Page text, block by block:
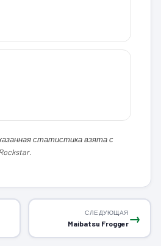
статистика взята с
→
СЛЕДУЮЩАЯ
Maibatsu Frogger